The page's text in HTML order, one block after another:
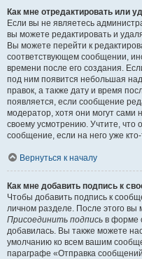
Как мне отредактировать или
Если вы не являетесь
вы можете редактировать и
Вы можете перейти к
соответствующем сообщении,
времени после его создания.
под ним появится небольшая
правок, а также дату и время
появляется, если сообщение
модератор, хотя они могут сами
своему усмотрению. Учтите, что
сообщение, если на него уже
Вернуться к началу
Как мне добавить подпись к
Чтобы добавить подпись к
личном разделе. После этого
Присоединить подпись в форме
добавилась. Вы также можете
умолчанию ко всем вашим
параграфе «Отправка